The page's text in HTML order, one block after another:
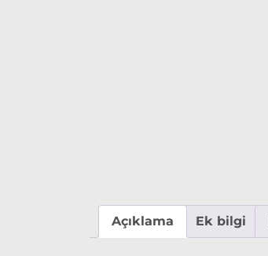
Açıklama Ek bilgi